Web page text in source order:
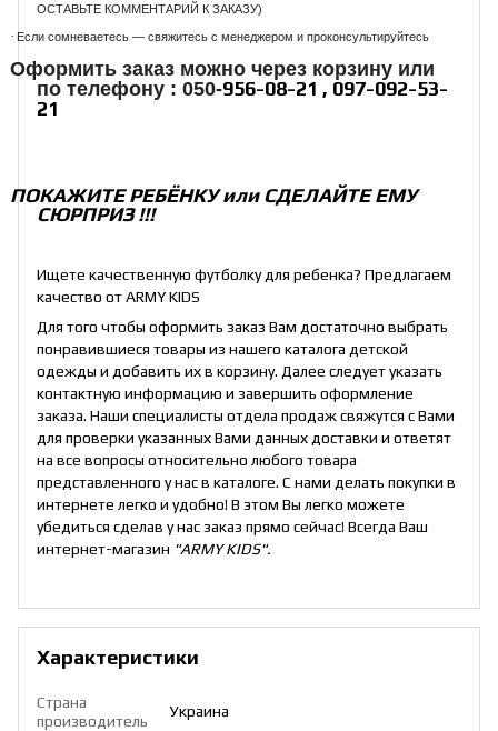
ОСТАВЬТЕ КОММЕНТАРИЙ К ЗАКАЗУ)
· Если сомневаетесь — свяжитесь с менеджером и проконсультируйтесь
Оформить заказ можно через корзину или
по телефону : 050-956-08-21 , 097-092-53-
21
ПОКАЖИТЕ РЕБЁНКУ или СДЕЛАЙТЕ ЕМУ
СЮРПРИЗ !!!
Ищете качественную футболку для ребенка? Предлагаем
качество от ARMY KIDS
Для того чтобы оформить заказ Вам достаточно выбрать
понравившиеся товары из нашего каталога детской
одежды и добавить их в корзину. Далее следует указать
контактную информацию и завершить оформление
заказа. Наши специалисты отдела продаж свяжутся с Вами
для проверки указанных Вами данных доставки и ответят
на все вопросы относительно любого товара
представленного у нас в каталоге. С нами делать покупки в
интернете легко и удобно! В этом Вы легко можете
убедиться сделав у нас заказ прямо сейчас! Всегда Ваш
интернет-магазин "ARMY KIDS".
Характеристики
Страна
производитель
Украина